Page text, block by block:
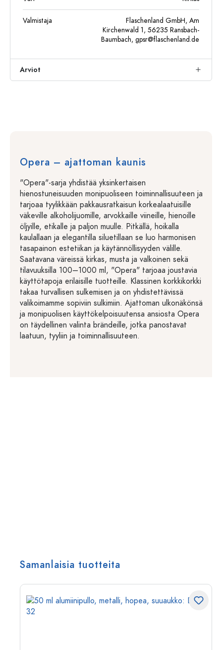
Valmistaja
Flaschenland GmbH, Am
Kirchenwald 1, 56235 Ransbach-
Baumbach, gpsr@flaschenland.de
Arviot
Opera – ajattoman kaunis
"Opera"-sarja yhdistää yksinkertaisen
hienostuneisuuden monipuoliseen toiminnallisuuteen ja
tarjoaa tyylikkään pakkausratkaisun korkealaatuisille
väkeville alkoholijuomille, arvokkaille viineille, hienoille
öljyille, etikalle ja paljon muulle. Pitkällä, hoikalla
kaulallaan ja elegantilla siluetillaan se luo harmonisen
tasapainon estetiikan ja käytännöllisyyden välille.
Saatavana väreissä kirkas, musta ja valkoinen sekä
tilavuuksilla 100–1000 ml, "Opera" tarjoaa joustavia
käyttötapoja erilaisille tuotteille. Klassinen korkkikorkki
takaa turvallisen sulkemisen ja on yhdistettävissä
valikoimamme sopiviin sulkimiin. Ajattoman ulkonäkönsä
ja monipuolisen käyttökelpoisuutensa ansiosta Opera
on täydellinen valinta brändeille, jotka panostavat
laatuun, tyyliin ja toiminnallisuuteen.
Samanlaisia tuotteita